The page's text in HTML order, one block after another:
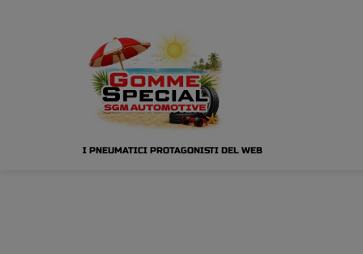
I PNEUMATICI PROTAGONISTI DEL WEB